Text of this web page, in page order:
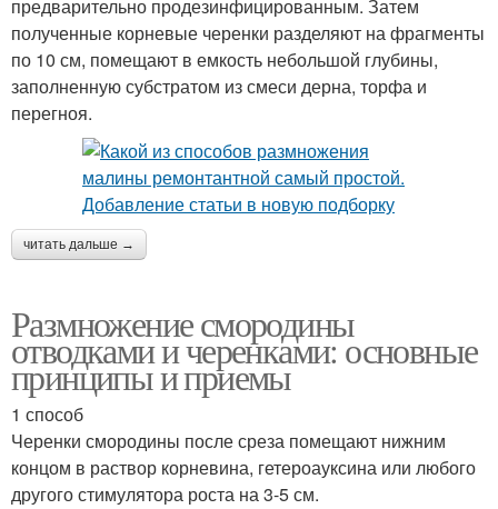
предварительно продезинфицированным. Затем
полученные корневые черенки разделяют на фрагменты
по 10 см, помещают в емкость небольшой глубины,
заполненную субстратом из смеси дерна, торфа и
перегноя.
читать дальше →
Размножение смородины
отводками и черенками: основные
принципы и приемы
1 способ
Черенки смородины после среза помещают нижним
концом в раствор корневина, гетероауксина или любого
другого стимулятора роста на 3-5 см.